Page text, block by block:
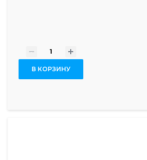
- +
В КОРЗИНУ